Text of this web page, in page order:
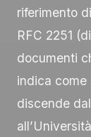
riferimento di
RFC 2251
documenti
indica
discende